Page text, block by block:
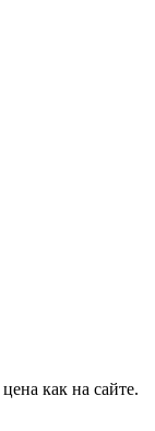
как на сайте.